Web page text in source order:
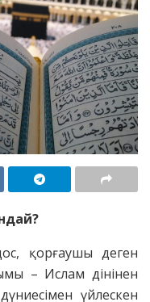
қорғаушы деген
– Ислам дінінен
үйлескен